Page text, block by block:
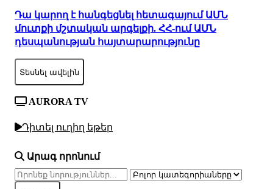
Դա կարող է հանգեցնել հետագայում ԱՄՆ
մուտքի մշտական արգելքի. ՀՀ-ում ԱՄՆ
դեսպանության հայտարարությունը
Տեսնել ավելին
AURORA TV
Դիտել ուղիղ եթեր
Արագ որոնում